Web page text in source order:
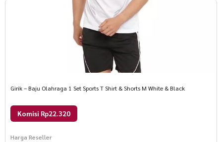
Girik – Baju Olahraga 1 Set Sports T Shirt & Shorts M White & Black
Komisi Rp22.320
Harga Reseller